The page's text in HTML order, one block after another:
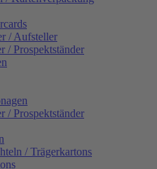
/ Aufsteller
/ Prospektständer
/ Prospektständer
/ Trägerkartons